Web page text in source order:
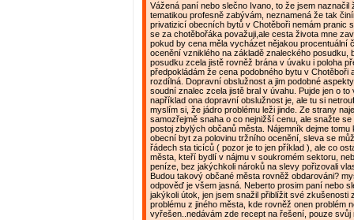
Vážená paní nebo slečno Ivano, to že jsem naznačil
tematikou profesně zabývám, neznamená že tak
privatizicí obecních bytů v Chotěboři nemám pranic
se za chotěbořáka považuji,ale cesta života mne
pokud by cena měla vycházet nějakou procentuální
ocenění vzniklého na základě znaleckého posudku,
posudku zcela jistě rovněž brána v úvaku i poloha
předpokládám že cena podobného bytu v Chotěboři
rozdílná. Dopravní obslužnost a jim podobné
soudní znalec zcela jistě bral v úvahu. Pujde jen o to
například ona dopravní obslužnost je, ale tu si
myslím si, že jádro problému leži jinde. Ze strany
samozřejmě snaha o co nejnižší cenu, ale snažte se
postoj zbylých občanů města. Nájemník dejme tomu
obecní byt za polovinu tržního ocenění, sleva se
řádech sta ticíců ( pozor je to jen příklad ), ale co
města, kteří bydlí v nájmu v soukromém sektoru,
peníze, bez jakýchkoli nároků na slevy pořizovali
Budou takový občané města rovněž obdarováni?
odpověď je všem jasná. Neberto prosim paní nebo
jakýkoli útok, jen jsem snažil přiblížit své zkušenosti
problému z jiného města, kde rovněž onen problém
vyřešen..nedávám zde recept na řešení, pouze svůj